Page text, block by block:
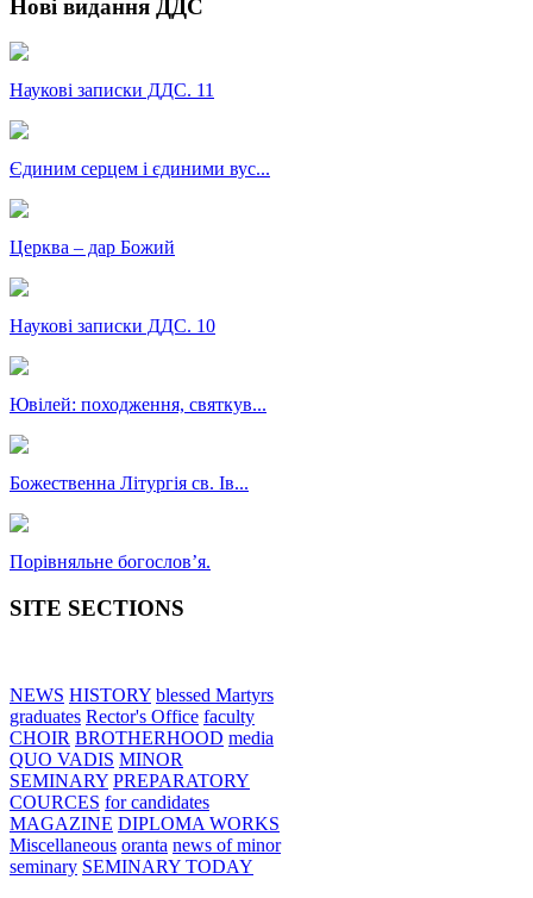
Нові видання ДДС
Наукові записки ДДС. 11
Єдиним серцем і єдиними вус...
Церква – дар Божий
Наукові записки ДДС. 10
Ювілей: походження, святкув...
Божественна Літургія св. Ів...
Порівняльне богословʼя.
SITE SECTIONS
NEWS HISTORY blessed Martyrs
graduates Rector's Office faculty
CHOIR BROTHERHOOD media
QUO VADIS MINOR
SEMINARY PREPARATORY
COURCES for candidates
MAGAZINE DIPLOMA WORKS
Miscellaneous oranta news of minor
seminary SEMINARY TODAY